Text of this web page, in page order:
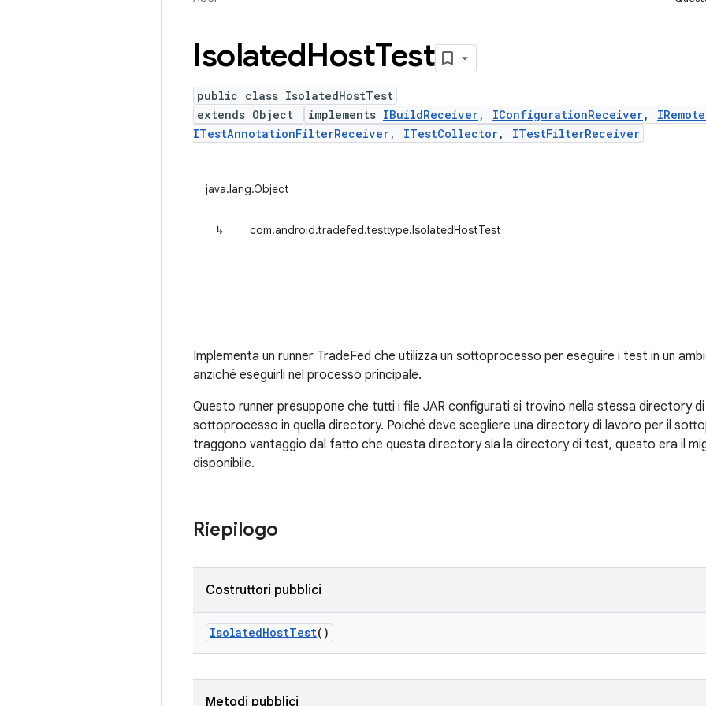
IsolatedHostTest
public class IsolatedHostTest
extends Object
implements IBuildReceiver, IConfigurationReceiver,
ITestAnnotationFilterReceiver, ITestCollector, ITestFilterReceiver
java.lang.Object
↳ com.android.tradefed.testtype.IsolatedHostTest
Implementa un runner TradeFed che utilizza un sottoprocesso per eseguire i test in un
anziché eseguirli nel processo principale.
Questo runner presuppone che tutti i file JAR configurati si trovino nella stessa directory
sottoprocesso in quella directory. Poiché deve scegliere una directory di lavoro per il
traggono vantaggio dal fatto che questa directory sia la directory di test, questo era il
disponibile.
Riepilogo
Costruttori pubblici
IsolatedHostTest()
Metodi pubblici